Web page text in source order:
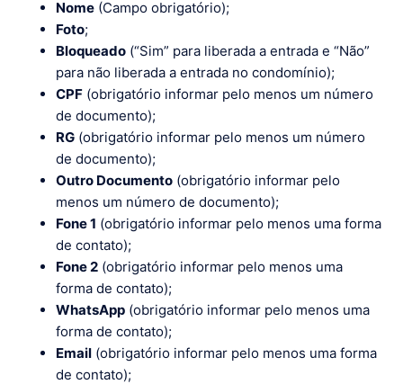
Nome (Campo obrigatório);
Foto;
Bloqueado (“Sim” para liberada a entrada e “Não”
para não liberada a entrada no condomínio);
CPF (obrigatório informar pelo menos um número
de documento);
RG (obrigatório informar pelo menos um número
de documento);
Outro Documento (obrigatório informar pelo
menos um número de documento);
Fone 1 (obrigatório informar pelo menos uma forma
de contato);
Fone 2 (obrigatório informar pelo menos uma
forma de contato);
WhatsApp (obrigatório informar pelo menos uma
forma de contato);
Email (obrigatório informar pelo menos uma forma
de contato);